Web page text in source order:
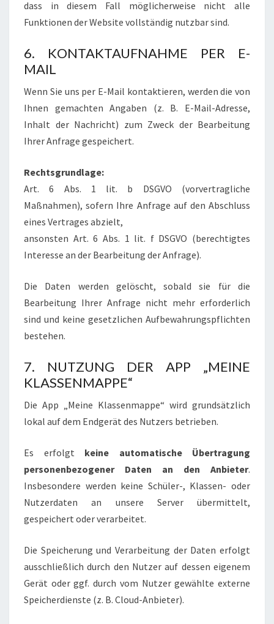
dass in diesem Fall möglicherweise nicht alle
Funktionen der Website vollständig nutzbar sind.
6. KONTAKTAUFNAHME PER E-
MAIL
Wenn Sie uns per E-Mail kontaktieren, werden die von
Ihnen gemachten Angaben (z. B. E-Mail-Adresse,
Inhalt der Nachricht) zum Zweck der Bearbeitung
Ihrer Anfrage gespeichert.
Rechtsgrundlage:
Art. 6 Abs. 1 lit. b DSGVO (vorvertragliche
Maßnahmen), sofern Ihre Anfrage auf den Abschluss
eines Vertrages abzielt,
ansonsten Art. 6 Abs. 1 lit. f DSGVO (berechtigtes
Interesse an der Bearbeitung der Anfrage).
Die Daten werden gelöscht, sobald sie für die
Bearbeitung Ihrer Anfrage nicht mehr erforderlich
sind und keine gesetzlichen Aufbewahrungspflichten
bestehen.
7. NUTZUNG DER APP „MEINE
KLASSENMAPPE“
Die App „Meine Klassenmappe“ wird grundsätzlich
lokal auf dem Endgerät des Nutzers betrieben.
Es erfolgt keine automatische Übertragung
personenbezogener Daten an den Anbieter.
Insbesondere werden keine Schüler-, Klassen- oder
Nutzerdaten an unsere Server übermittelt,
gespeichert oder verarbeitet.
Die Speicherung und Verarbeitung der Daten erfolgt
ausschließlich durch den Nutzer auf dessen eigenem
Gerät oder ggf. durch vom Nutzer gewählte externe
Speicherdienste (z. B. Cloud-Anbieter).